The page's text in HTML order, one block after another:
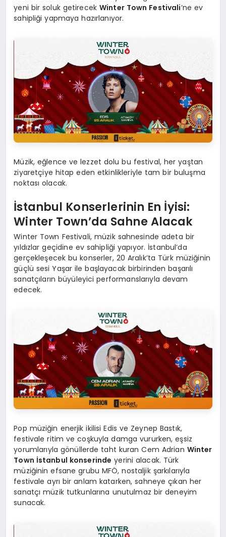
yeni bir soluk getirecek Winter Town Festivali’ne ev
sahipliği yapmaya hazırlanıyor.
Müzik, eğlence ve lezzet dolu bu festival, her yaştan
ziyaretçiye hitap eden etkinlikleriyle tam bir buluşma
noktası olacak.
İstanbul Konserlerinin En İyisi:
Winter Town’da Sahne Alacak
Winter Town Festivali, müzik sahnesinde adeta bir
yıldızlar geçidine ev sahipliği yapıyor. İstanbul’da
gerçekleşecek bu konserler, 20 Aralık’ta Türk müziğinin
güçlü sesi Yaşar ile başlayacak birbirinden başarılı
sanatçıların büyüleyici performanslarıyla devam
edecek.
Pop müziğin enerjik ikilisi Edis ve Zeynep Bastık,
festivale ritim ve coşkuyla damga vururken, eşsiz
yorumlarıyla gönüllerde taht kuran Cem Adrian Winter
Town İstanbul konserinde yerini alacak. Türk
müziğinin efsane grubu MFÖ, nostaljik şarkılarıyla
festivale ayrı bir anlam katarken, sahneye çıkan her
sanatçı müzik tutkunlarına unutulmaz bir deneyim
sunacak.